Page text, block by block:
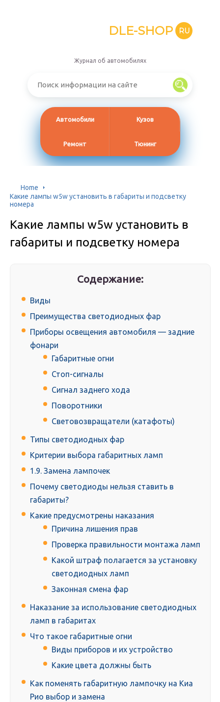
DLE-SHOP RU
Журнал об автомобилях
Автомобили Кузов
Ремонт Тюнинг
Home
Какие лампы w5w установить в габариты и подсветку
номера
Какие лампы w5w установить в
габариты и подсветку номера
Содержание:
Виды
Преимущества светодиодных фар
Приборы освещения автомобиля — задние
фонари
Габаритные огни
Стоп-сигналы
Сигнал заднего хода
Поворотники
Световозвращатели (катафоты)
Типы светодиодных фар
Критерии выбора габаритных ламп
1.9. Замена лампочек
Почему светодиоды нельзя ставить в
габариты?
Какие предусмотрены наказания
Причина лишения прав
Проверка правильности монтажа ламп
Какой штраф полагается за установку
светодиодных ламп
Законная смена фар
Наказание за использование светодиодных
ламп в габаритах
Что такое габаритные огни
Виды приборов и их устройство
Какие цвета должны быть
Как поменять габаритную лампочку на Киа
Рио выбор и замена